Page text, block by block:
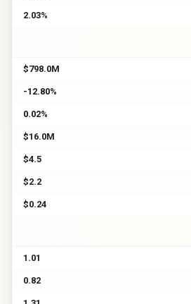
2.03%
$798.0M
-12.80%
0.02%
$16.0M
$4.5
$2.2
$0.24
1.01
0.82